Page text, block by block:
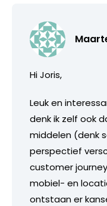
Hi Joris,
Leuk en
denk ik zelf ook
middelen (denk
perspectief
customer
mobiel- en
ontstaan er